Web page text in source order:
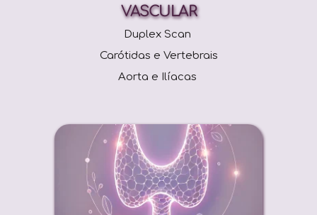
VASCULAR
Duplex Scan
Carótidas e Vertebrais
Aorta e Ilíacas